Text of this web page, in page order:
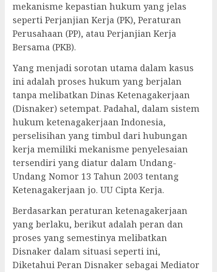
mekanisme kepastian hukum yang jelas
seperti Perjanjian Kerja (PK), Peraturan
Perusahaan (PP), atau Perjanjian Kerja
Bersama (PKB).
‎Yang menjadi sorotan utama dalam kasus
ini adalah proses hukum yang berjalan
tanpa melibatkan Dinas Ketenagakerjaan
(Disnaker) setempat. Padahal, dalam sistem
hukum ketenagakerjaan Indonesia,
perselisihan yang timbul dari hubungan
kerja memiliki mekanisme penyelesaian
tersendiri yang diatur dalam Undang-
Undang Nomor 13 Tahun 2003 tentang
Ketenagakerjaan jo. UU Cipta Kerja.
‎Berdasarkan peraturan ketenagakerjaan
yang berlaku, berikut adalah peran dan
proses yang semestinya melibatkan
Disnaker dalam situasi seperti ini,
Diketahui Peran Disnaker sebagai Mediator